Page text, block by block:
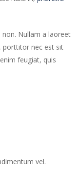
Nullam a laoreet
porttitor nec est sit
feugiat, quis
vel.